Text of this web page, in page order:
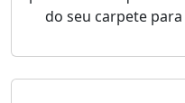
do seu carpete